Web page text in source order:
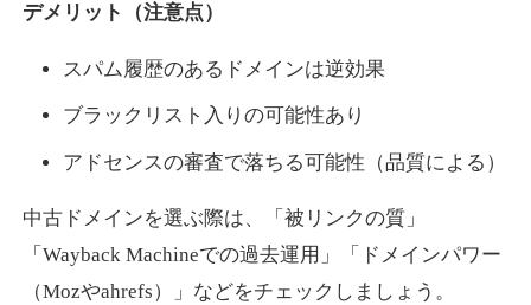
デメリット（注意点）
スパム履歴のあるドメインは逆効果
ブラックリスト入りの可能性あり
アドセンスの審査で落ちる可能性（品質による）
中古ドメインを選ぶ際は、「被リンクの質」
「Wayback Machineでの過去運用」「ドメインパワー
（Mozやahrefs）」などをチェックしましょう。